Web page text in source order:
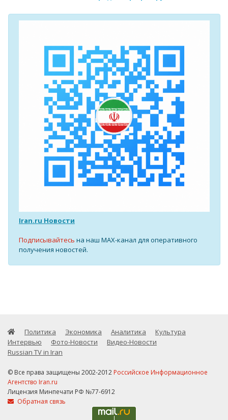
Iran.ru Новости
Подписывайтесь на наш MAX-канал для оперативного
получения новостей.
Политика Экономика Аналитика
Культура
Интервью
Фото-Новости
Видео-Новости
Russian TV in Iran
© Все права защищены 2002-2012 Российское Информационное
Агентство Iran.ru
Лицензия Минпечати РФ №77-6912
Обратная связь